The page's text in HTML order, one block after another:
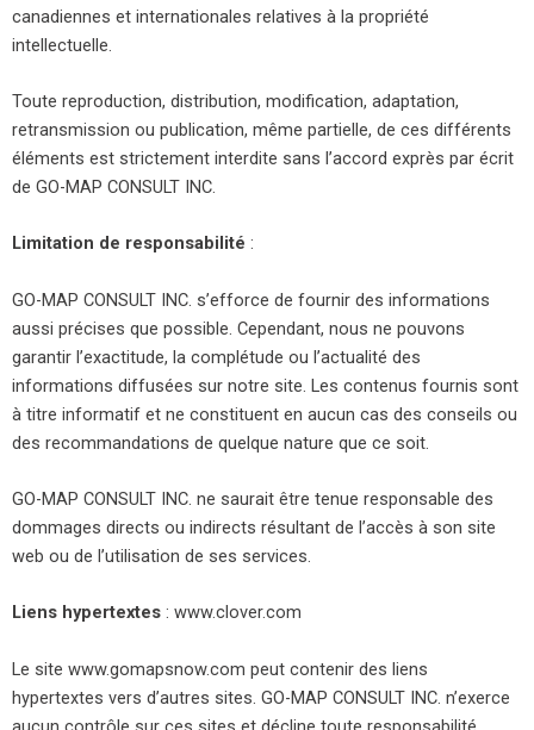
canadiennes et internationales relatives à la propriété
intellectuelle.
Toute reproduction, distribution, modification, adaptation,
retransmission ou publication, même partielle, de ces différents
éléments est strictement interdite sans l’accord exprès par écrit
de GO-MAP CONSULT INC.
Limitation de responsabilité :
GO-MAP CONSULT INC. s’efforce de fournir des informations
aussi précises que possible. Cependant, nous ne pouvons
garantir l’exactitude, la complétude ou l’actualité des
informations diffusées sur notre site. Les contenus fournis sont
à titre informatif et ne constituent en aucun cas des conseils ou
des recommandations de quelque nature que ce soit.
GO-MAP CONSULT INC. ne saurait être tenue responsable des
dommages directs ou indirects résultant de l’accès à son site
web ou de l’utilisation de ses services.
Liens hypertextes : www.clover.com
Le site www.gomapsnow.com peut contenir des liens
hypertextes vers d’autres sites. GO-MAP CONSULT INC. n’exerce